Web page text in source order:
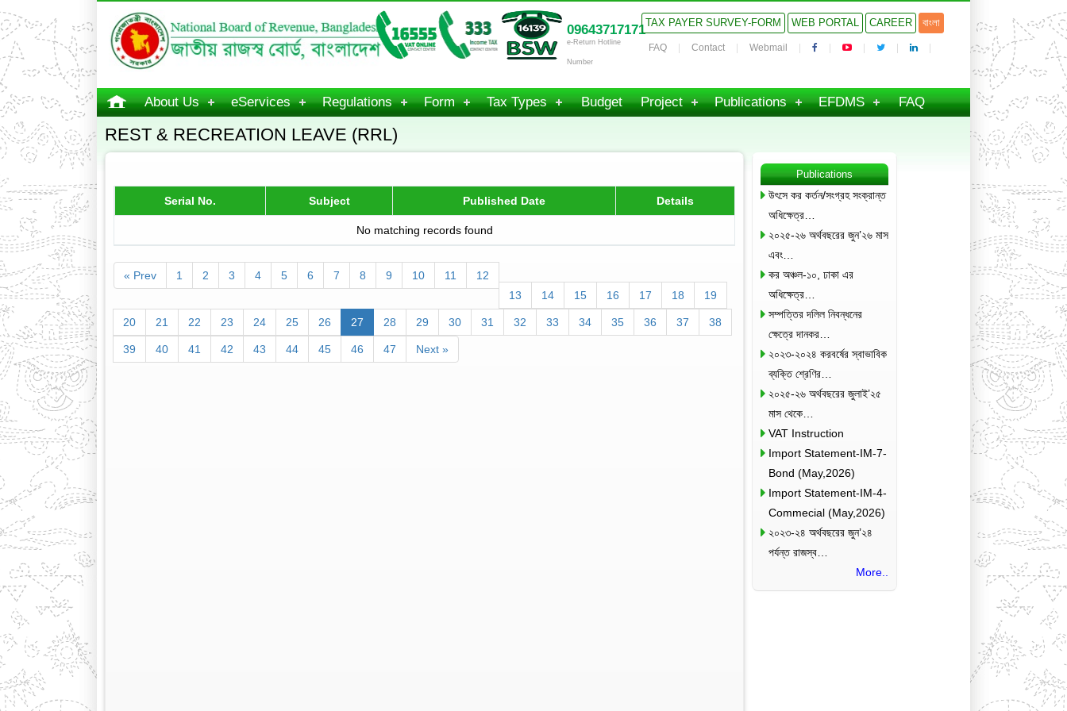
09643717171
e-Return Hotline
Number
TAX PAYER SURVEY-FORM WEB PORTAL CAREER বাংলা
FAQ Contact Webmail
About Us eServices Regulations Form Tax Types Budget Project Publications EFDMS FAQ
REST & RECREATION LEAVE (RRL)
Serial No. Subject Published Date Details
No matching records found
« Prev 1 2 3 4 5 6 7 8 9 10 11
12
13
14 15 16 17 18 19
20 21 22 23 24 25 26 27 28 29 30 31 32 33 34 35 36 37 38
39 40 41 42 43 44 45 46 47 Next »
Publications
উৎসে কর কর্তন/সংগ্রহ সংক্রান্ত
অধিক্ষেত্র…
২০২৫-২৬ অর্থবছরের জুন’২৬ মাস
এবং…
কর অঞ্চল-১০, ঢাকা এর
অধিক্ষেত্র…
সম্পত্তির দলিল নিবন্ধনের
ক্ষেত্রে দানকর…
২০২৩-২০২৪ করবর্ষের স্বাভাবিক
ব্যক্তি শ্রেণির…
২০২৫-২৬ অর্থবছরের জুলাই’২৫
মাস থেকে…
VAT Instruction
Import Statement-IM-7-
Bond (May,2026)
Import Statement-IM-4-
Commecial (May,2026)
২০২৩-২৪ অর্থবছরের জুন’২৪
পর্যন্ত রাজস্ব…
More..